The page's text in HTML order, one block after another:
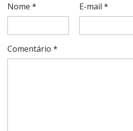
Nome * E-mail*
Comentário *